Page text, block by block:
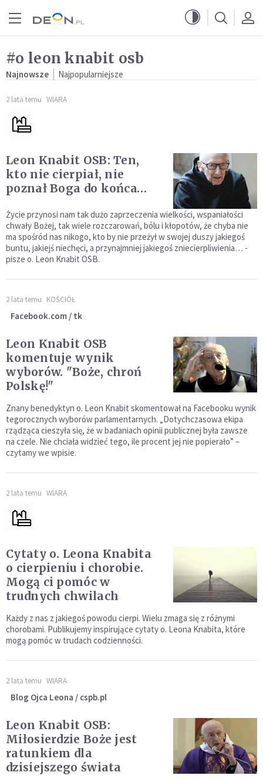
#o leon knabit osb
Najnowsze Najpopularniejsze
2 lata temu WIARA
Leon Knabit OSB: Ten,
kto nie cierpiał, nie
poznał Boga do końca…
Życie przynosi nam tak dużo zaprzeczenia wielkości, wspaniałości
chwały Bożej, tak wiele rozczarowań, bólu i kłopotów, że chyba nie
ma spośród nas nikogo, kto by nie przeżył w swojej duszy jakiegoś
buntu, jakiejś niechęci, a przynajmniej jakiegoś zniecierpliwienia… -
pisze o. Leon Knabit OSB.
2 lata temu KOŚCIÓŁ
Facebook.com / tk
Leon Knabit OSB
komentuje wynik
wyborów. "Boże, chroń
Polskę!"
Znany benedyktyn o. Leon Knabit skomentował na Facebooku wynik
tegorocznych wyborów parlamentarnych. „Dotychczasowa ekipa
rządząca cieszyła się, że w badaniach opinii publicznej była zawsze
na czele. Nie chciała widzieć tego, ile procent jej nie popierało” –
czytamy we wpisie.
2 lata temu WIARA
Cytaty o. Leona Knabita
o cierpieniu i chorobie.
Mogą ci pomóc w
trudnych chwilach
Każdy z nas z jakiegoś powodu cierpi. Wielu zmaga się z różnymi
chorobami. Publikujemy inspirujące cytaty o. Leona Knabita, które
mogą pomóc w trudach codzienności.
2 lata temu WIARA
Blog Ojca Leona / cspb.pl
Leon Knabit OSB:
Miłosierdzie Boże jest
ratunkiem dla
dzisiejszego świata